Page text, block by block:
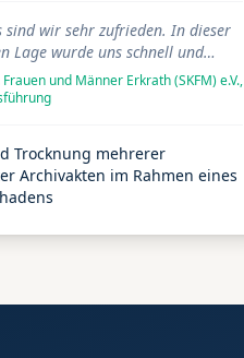
und Datenschutz zu
in der schwierigen
wurde die schnelle und
Unterstützung als große
sind wir sehr zufrieden. In dieser
Lage wurde uns schnell und
Wir können diesen Service
empfehlen.
und Männer Erkrath (SKFM) e.V.,
Trocknung mehrerer
Archivakten im Rahmen eines